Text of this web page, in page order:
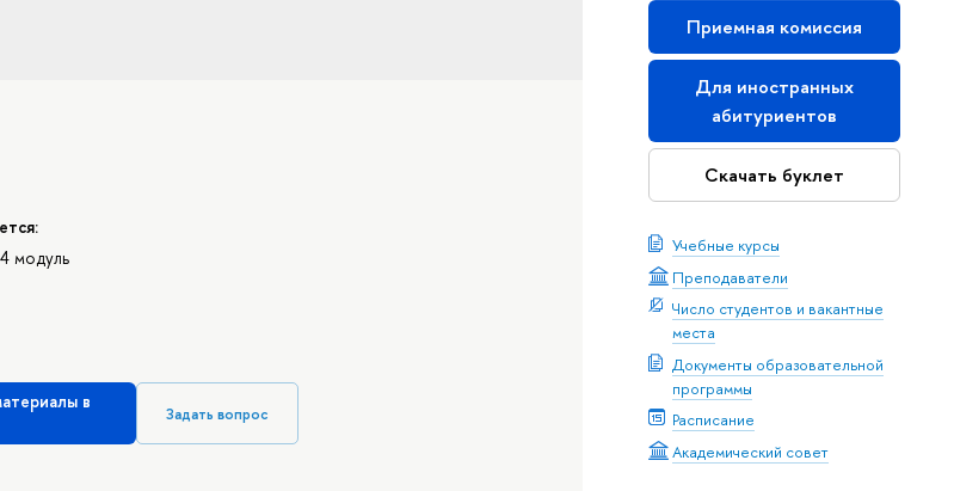
Приемная комиссия
Для иностранных
абитуриентов
Скачать буклет
Учебные курсы
Преподаватели
Число студентов и вакантные
места
Документы образовательной
программы
Расписание
Академический совет
модуль
в
Задать вопрос